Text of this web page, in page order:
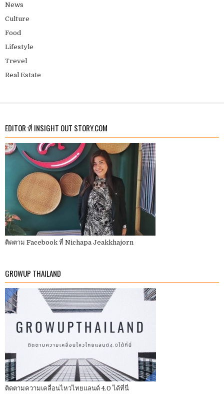
News
Culture
Food
Lifestyle
Trevel
Real Estate
EDITOR ที่ INSIGHT OUT STORY.COM
ติดตาม Facebook ที่ Nichapa Jeakkhajorn
GROWUP THAILAND
ติดตามความเคลื่อนไหวไทยแลนด์ 4.0 ได้ที่นี่